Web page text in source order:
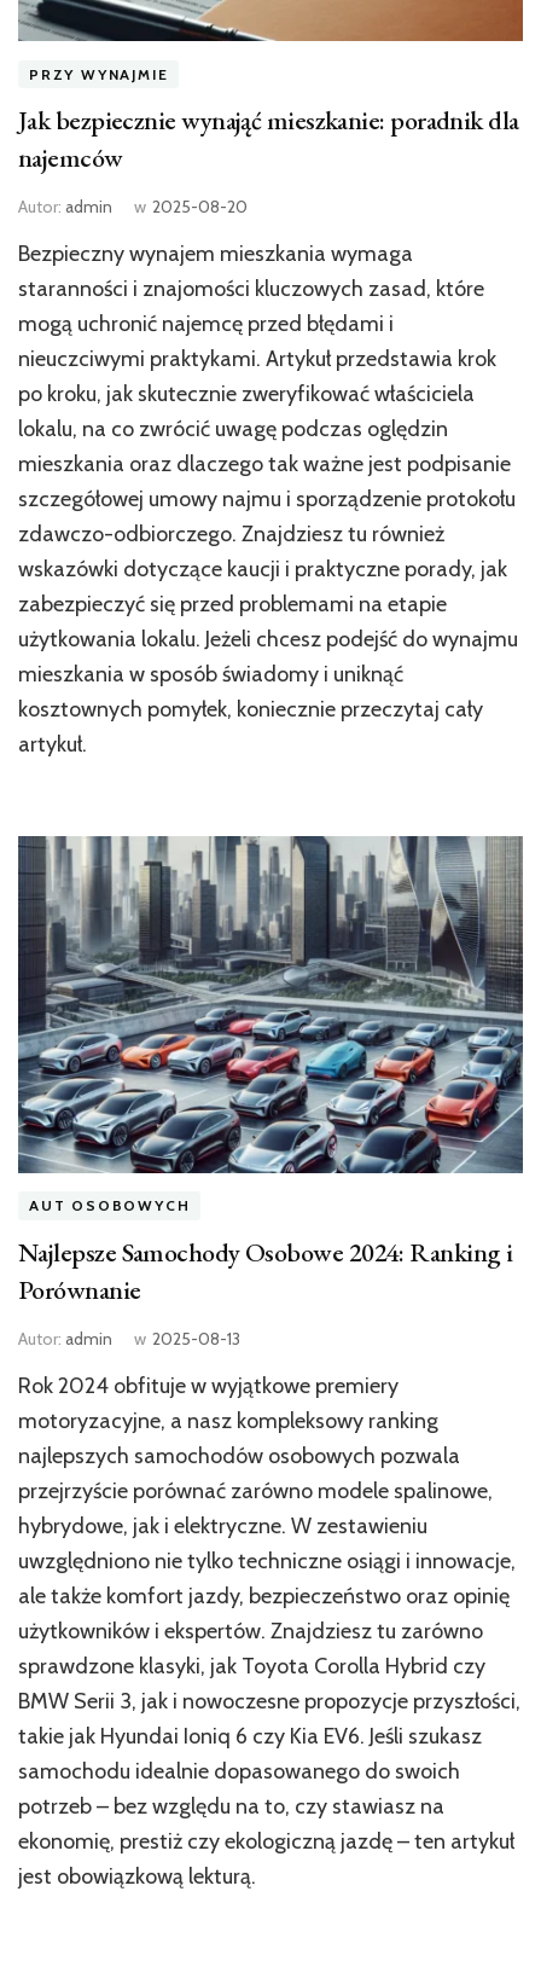
PRZY WYNAJMIE
Jak bezpiecznie wynająć mieszkanie: poradnik dla
najemców
Autor: admin w 2025-08-20
Bezpieczny wynajem mieszkania wymaga
staranności i znajomości kluczowych zasad, które
mogą uchronić najemcę przed błędami i
nieuczciwymi praktykami. Artykuł przedstawia krok
po kroku, jak skutecznie zweryfikować właściciela
lokalu, na co zwrócić uwagę podczas oględzin
mieszkania oraz dlaczego tak ważne jest podpisanie
szczegółowej umowy najmu i sporządzenie protokołu
zdawczo-odbiorczego. Znajdziesz tu również
wskazówki dotyczące kaucji i praktyczne porady, jak
zabezpieczyć się przed problemami na etapie
użytkowania lokalu. Jeżeli chcesz podejść do wynajmu
mieszkania w sposób świadomy i uniknąć
kosztownych pomyłek, koniecznie przeczytaj cały
artykuł.
AUT OSOBOWYCH
Najlepsze Samochody Osobowe 2024: Ranking i
Porównanie
Autor: admin w 2025-08-13
Rok 2024 obfituje w wyjątkowe premiery
motoryzacyjne, a nasz kompleksowy ranking
najlepszych samochodów osobowych pozwala
przejrzyście porównać zarówno modele spalinowe,
hybrydowe, jak i elektryczne. W zestawieniu
uwzględniono nie tylko techniczne osiągi i innowacje,
ale także komfort jazdy, bezpieczeństwo oraz opinię
użytkowników i ekspertów. Znajdziesz tu zarówno
sprawdzone klasyki, jak Toyota Corolla Hybrid czy
BMW Serii 3, jak i nowoczesne propozycje przyszłości,
takie jak Hyundai Ioniq 6 czy Kia EV6. Jeśli szukasz
samochodu idealnie dopasowanego do swoich
potrzeb – bez względu na to, czy stawiasz na
ekonomię, prestiż czy ekologiczną jazdę – ten artykuł
jest obowiązkową lekturą.